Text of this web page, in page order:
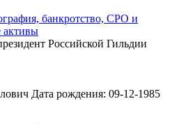
банкротство, СРО и
активы
Российской Гильдии
Дата рождения: 09-12-1985